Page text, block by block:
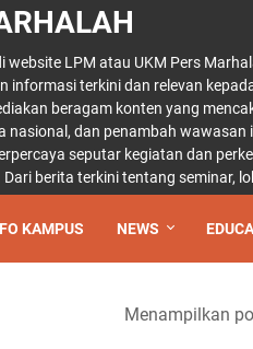
website LPM atau UKM Pers
informasi terkini dan relevan
beragam konten yang
nasional, dan penambah wawasan
seputar kegiatan dan
Dari berita terkini tentang seminar,
KAMPUS NEWS
Menampilkan